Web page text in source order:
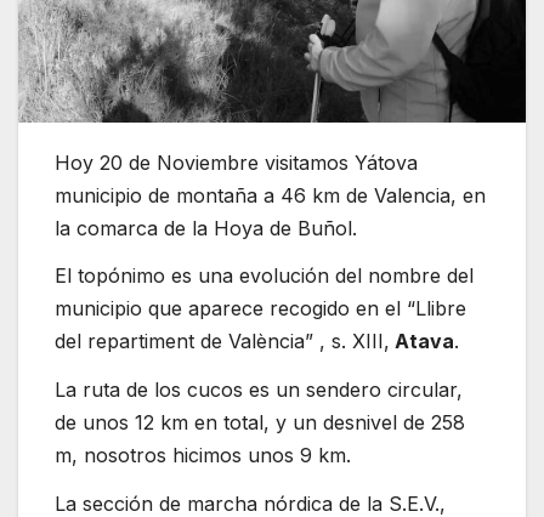
Hoy 20 de Noviembre visitamos Yátova
municipio de montaña a 46 km de Valencia, en
la comarca de la Hoya de Buñol.
El topónimo es una evolución del nombre del
municipio que aparece recogido en el “Llibre
del repartiment de València” , s. XIII, Atava.
La ruta de los cucos es un sendero circular,
de unos 12 km en total, y un desnivel de 258
m, nosotros hicimos unos 9 km.
La sección de marcha nórdica de la S.E.V.,